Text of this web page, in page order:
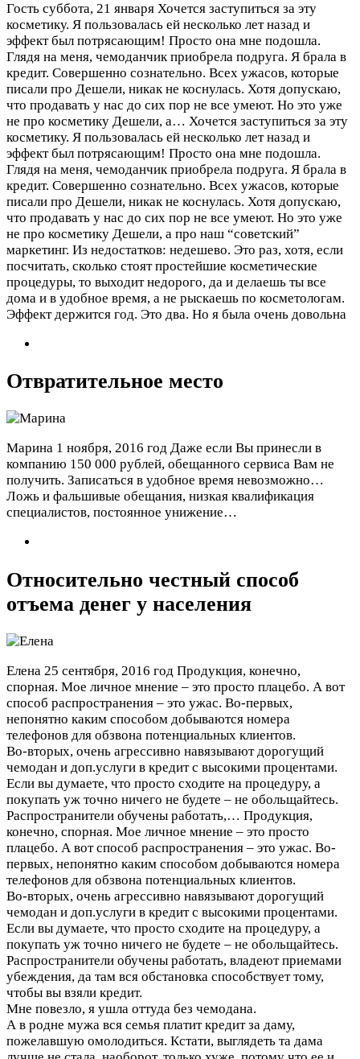
Гость суббота, 21 января Хочется заступиться за эту
косметику. Я пользовалась ей несколько лет назад и
эффект был потрясающим! Просто она мне подошла.
Глядя на меня, чемоданчик приобрела подруга. Я брала в
кредит. Совершенно сознательно. Всех ужасов, которые
писали про Дешели, никак не коснулась. Хотя допускаю,
что продавать у нас до сих пор не все умеют. Но это уже
не про косметику Дешели, а… Хочется заступиться за эту
косметику. Я пользовалась ей несколько лет назад и
эффект был потрясающим! Просто она мне подошла.
Глядя на меня, чемоданчик приобрела подруга. Я брала в
кредит. Совершенно сознательно. Всех ужасов, которые
писали про Дешели, никак не коснулась. Хотя допускаю,
что продавать у нас до сих пор не все умеют. Но это уже
не про косметику Дешели, а про наш “советский”
маркетинг. Из недостатков: недешево. Это раз, хотя, если
посчитать, сколько стоят простейшие косметические
процедуры, то выходит недорого, да и делаешь ты все
дома и в удобное время, а не рыскаешь по косметологам.
Эффект держится год. Это два. Но я была очень довольна
Отвратительное место
Марина 1 ноября, 2016 год Даже если Вы принесли в
компанию 150 000 рублей, обещанного сервиса Вам не
получить. Записаться в удобное время невозможно…
Ложь и фальшивые обещания, низкая квалификация
специалистов, постоянное унижение…
Относительно честный способ
отъема денег у населения
Елена 25 сентября, 2016 год Продукция, конечно,
спорная. Мое личное мнение – это просто плацебо. А вот
способ распространения – это ужас. Во-первых,
непонятно каким способом добываются номера
телефонов для обзвона потенциальных клиентов.
Во-вторых, очень агрессивно навязывают дорогущий
чемодан и доп.услуги в кредит с высокими процентами.
Если вы думаете, что просто сходите на процедуру, а
покупать уж точно ничего не будете – не обольщайтесь.
Распространители обучены работать,… Продукция,
конечно, спорная. Мое личное мнение – это просто
плацебо. А вот способ распространения – это ужас. Во-
первых, непонятно каким способом добываются номера
телефонов для обзвона потенциальных клиентов.
Во-вторых, очень агрессивно навязывают дорогущий
чемодан и доп.услуги в кредит с высокими процентами.
Если вы думаете, что просто сходите на процедуру, а
покупать уж точно ничего не будете – не обольщайтесь.
Распространители обучены работать, владеют приемами
убеждения, да там вся обстановка способствует тому,
чтобы вы взяли кредит.
Мне повезло, я ушла оттуда без чемодана.
А в родне мужа вся семья платит кредит за даму,
пожелавшую омолодиться. Кстати, выглядеть та дама